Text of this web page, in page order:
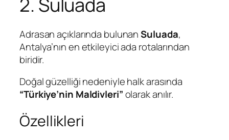
2. Suluada
Adrasan açıklarında bulunanSuluada,
Antalya’nın en etkileyici ada rotalarından
biridir.
Doğal güzelliği nedeniyle halk arasında
“Türkiye’nin Maldivleri”olarak anılır.
Özellikleri